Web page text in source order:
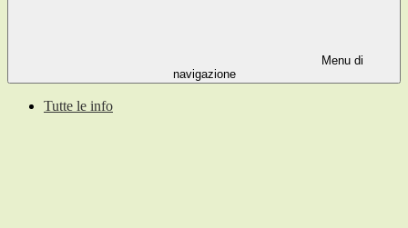
Menu di
navigazione
Tutte le info